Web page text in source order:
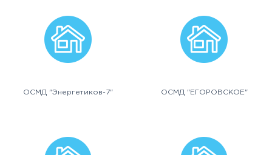
ОСМД "Энергетиков-7" ОСМД "ЕГОРОВСКОЕ"